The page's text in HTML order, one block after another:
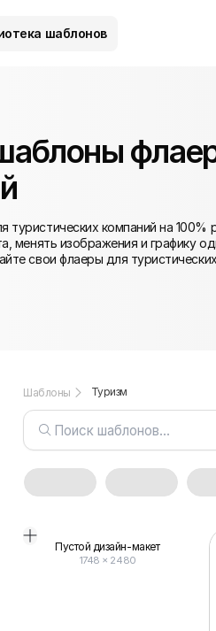
шаблонов
туристических компаний на
менять изображения и графику
свои флаеры для
Шаблоны Туризм
Пустой дизайн-макет
1748 × 2480